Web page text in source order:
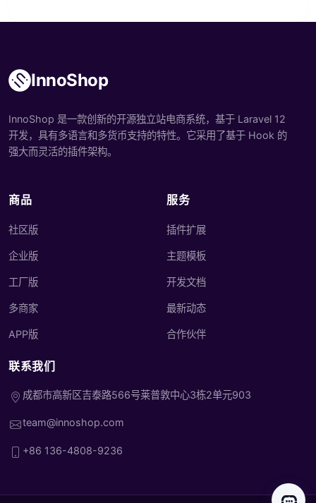
InnoShop
InnoShop 是一款创新的开源独立站电商系统，基于 Laravel 12
开发，具有多语言和多货币支持的特性。它采用了基于 Hook 的
强大而灵活的插件架构。
商品
社区版
企业版
工厂版
多商家
APP版
服务
插件扩展
主题模板
开发文档
最新动态
合作伙伴
联系我们
成都市高新区吉泰路566号莱普敦中心3栋2单元903
team@innoshop.com
+86 136-4808-9236